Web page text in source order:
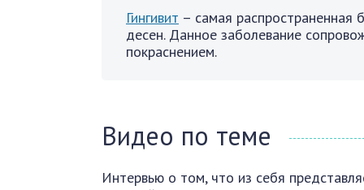
Гингивит – самая распространенная
десен. Данное заболевание
покраснением.
Видео по теме
Интервью о том, что из себя